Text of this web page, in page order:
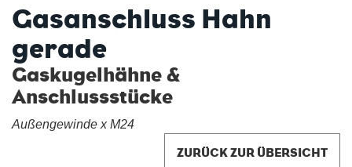
Gasanschluss Hahn
gerade
Gaskugelhähne &
Anschlussstücke
Außengewinde x M24
ZURÜCK ZUR ÜBERSICHT